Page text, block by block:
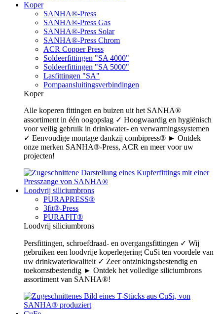
Koper
SANHA®-Press
SANHA®-Press Gas
SANHA®-Press Solar
SANHA®-Press Chrom
ACR Copper Press
Soldeerfittingen "SA 4000"
Soldeerfittingen "SA 5000"
Lasfittingen "SA"
Pompaansluitingsverbindingen
Koper
Alle koperen fittingen en buizen uit het SANHA®
assortiment in één oogopslag ✓ Hoogwaardig en hygiënisch
voor veilig gebruik in drinkwater- en verwarmingssystemen
✓ Eenvoudige montage dankzij combipress® ► Ontdek
onze merken SANHA®-Press, ACR en meer voor uw
projecten!
Loodvrij siliciumbrons
PURAPRESS®
3fit®-Press
PURAFIT®
Loodvrij siliciumbrons
Persfittingen, schroefdraad- en overgangsfittingen ✓ Wij
gebruiken een loodvrije koperlegering CuSi ten voordele van
uw drinkwaterkwaliteit ✓ Zeer ontzinkingsbestendig en
toekomstbestendig ► Ontdek het volledige siliciumbrons
assortiment van SANHA®!